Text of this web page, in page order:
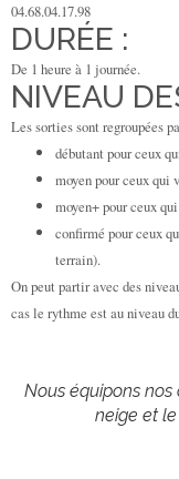
04.68.04.17.98
DURÉE :
De 1 heure à 1 journée.
NIVEAU
Les sorties sont regroupées
débutant pour ceux
moyen pour ceux qui
moyen+ pour ceux
confirmé pour ceux
terrain).
On peut partir avec des
cas le rythme est au niveau
Nous équipons
neige et